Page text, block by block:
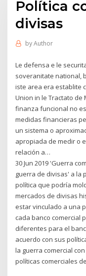
Política
divisas
byAuthor
Le defensa e le
soveranitate national,
iste area era establite
Union in le Tractato de
finanza funcional no
medidas financieras
un sistema o
apropiada de medir o
relación a…
30 Jun 2019 'Guerra
guerra de divisas' a la
política que podría
mercados de divisas
estar vinculado a una
cada banco comercial
diferentes para el
acuerdo con sus
la guerra comercial
políticas comerciales